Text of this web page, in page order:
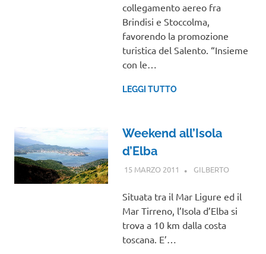
collegamento aereo fra
Brindisi e Stoccolma,
favorendo la promozione
turistica del Salento. “Insieme
con le…
LEGGI TUTTO
Weekend all’Isola
d’Elba
15 MARZO 2011 GILBERTOTOSCANA
Situata tra il Mar Ligure ed il
Mar Tirreno, l’Isola d’Elba si
trova a 10 km dalla costa
toscana. E’…